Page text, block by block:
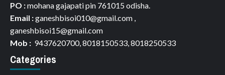
PO :mohana gajapati pin 761015 odisha.
Email :ganeshbisoi010@gmail.com ,
ganeshbisoi15@gmail.com
Mob : 9437620700, 8018150533, 8018250533
Categories